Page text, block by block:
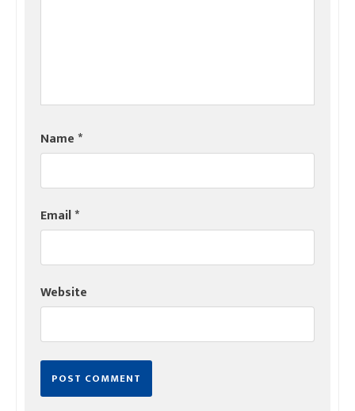
Name*
Email*
Website